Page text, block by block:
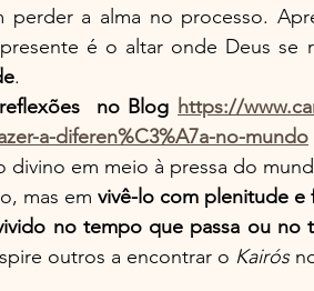
perder a alma no processo.
é o altar onde Deus se
.
no Blog https://
a-diferen%C3%A7a-no-mundo
divino em meio à pressa do
mas em vivê-lo com plenitude e
no tempo que passa ou no
outros a encontrar o Kairós